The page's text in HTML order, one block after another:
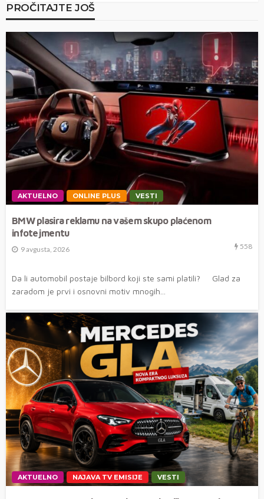
PROČITAJTE JOŠ
AKTUELNO ONLINE PLUS VESTI
BMW plasira reklamu na vašem skupo plaćenom
infotejmentu
9 avgusta, 2026 558
Da li automobil postaje bilbord koji ste sami platili? Glad za
zaradom je prvi i osnovni motiv mnogih...
AKTUELNO NAJAVA TV EMISIJE VESTI